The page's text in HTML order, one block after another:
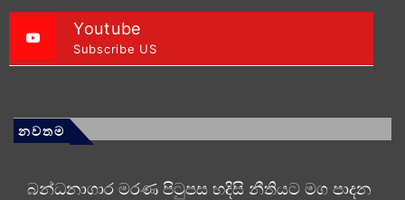
Youtube
Subscribe US
නවතම
බන්ධනාගාර මරණ පිටුපස හදිසි නීතියට මග පාදන